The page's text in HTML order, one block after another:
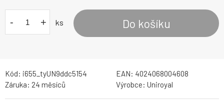
- + ks Do košíku
Kód: i655_tyUN9ddc5154 EAN: 4024068004608
Záruka: 24 měsíců Výrobce: Uniroyal